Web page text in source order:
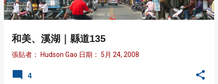
和美、溪湖｜縣道135
張貼者： Hudson Gao 日期： 5月 24, 2008
4